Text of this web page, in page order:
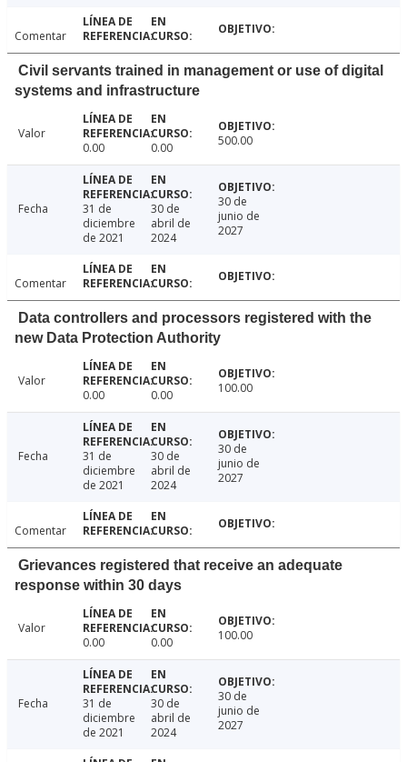
Comentar
Civil servants trained in management or use of digital
systems and infrastructure
Valor
0.00
0.00 500.00
Fecha
31 de
diciembre
de 2021
30 de
abril de
2024
30 de
junio de
2027
Comentar
Data controllers and processors registered with the
new Data Protection Authority
Valor
0.00
0.00 100.00
Fecha
31 de
diciembre
de 2021
30 de
abril de
2024
30 de
junio de
2027
Comentar
Grievances registered that receive an adequate
response within 30 days
Valor
0.00
0.00 100.00
Fecha
31 de
diciembre
de 2021
30 de
abril de
2024
30 de
junio de
2027